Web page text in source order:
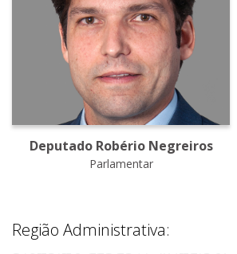
Deputado Robério Negreiros
Parlamentar
Região Administrativa: